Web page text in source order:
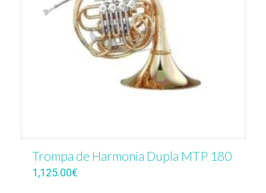
Trompa de Harmonia Dupla MTP 180
1,125.00€